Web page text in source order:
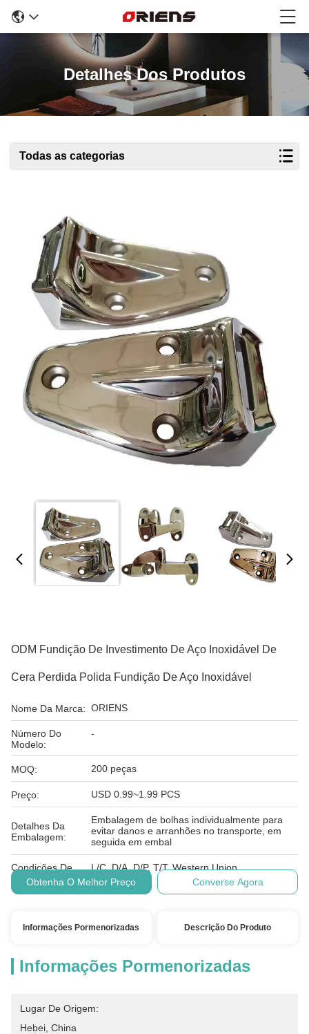
Detalhes Dos Produtos
Todas as categorias
ODM Fundição De Investimento De Aço Inoxidável De
Cera Perdida Polida Fundição De Aço Inoxidável
Nome Da Marca: ORIENS
Número Do
Modelo:
-
MOQ: 200 peças
Preço: USD 0.99~1.99 PCS
Detalhes Da
Embalagem:
Embalagem de bolhas individualmente para
evitar danos e arranhões no transporte, em
seguida em embal
Condições De
Pagamento:
L/C, D/A, D/P, T/T, Western Union,
Obtenha O Melhor Preço
Converse Agora
Informações Pormenorizadas Descrição Do Produto
Informações Pormenorizadas
Lugar De Origem:
Hebei, China